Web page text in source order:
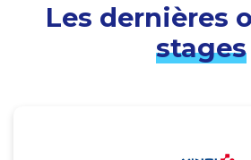
Les dernières
stages